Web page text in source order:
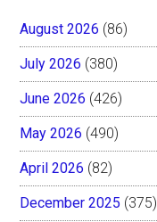
August 2026 (86)
July 2026 (380)
June 2026 (426)
May 2026 (490)
April 2026 (82)
December 2025 (375)